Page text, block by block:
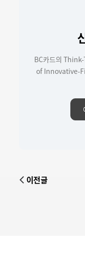
BC카드의
of Innovative-
이전글